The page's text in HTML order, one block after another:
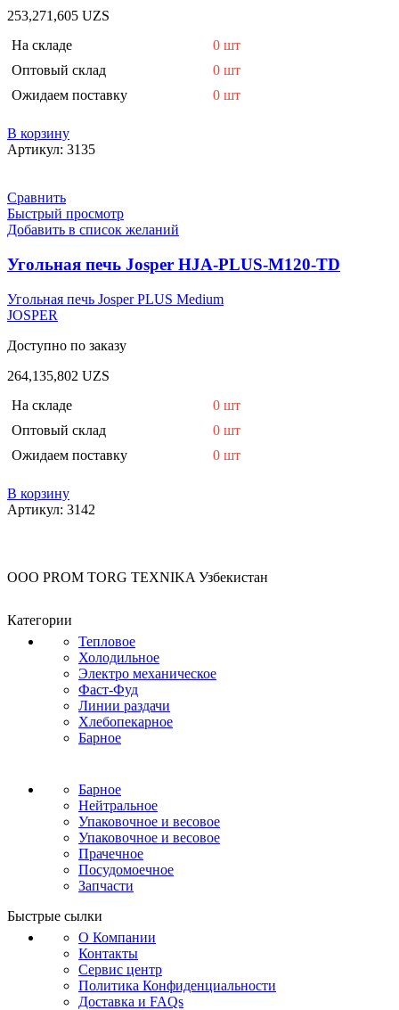
253,271,605 UZS
На складе
0 шт
Оптовый склад
0 шт
Ожидаем поставку
0 шт
В корзину
Артикул: 3135
Сравнить
Быстрый просмотр
Добавить в список желаний
Угольная печь Josper HJA-PLUS-M120-TD
Угольная печь Josper PLUS Medium
JOSPER
Доступно по заказу
264,135,802 UZS
На складе
0 шт
Оптовый склад
0 шт
Ожидаем поставку
0 шт
В корзину
Артикул: 3142
OOO PROM TORG TEXNIKA Узбекистан
Категории
Тепловое
Холодильное
Электро механическое
Фаст-Фуд
Линии раздачи
Хлебопекарное
Барное
Барное
Нейтральное
Упаковочное и весовое
Упаковочное и весовое
Прачечное
Посудомоечное
Запчасти
Быстрые сылки
О Компании
Контакты
Сервис центр
Политика Конфиденциальности
Доставка и FAQs